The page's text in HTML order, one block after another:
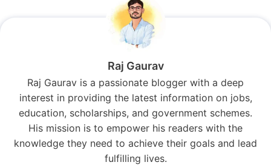
Raj Gaurav
Raj Gaurav is a passionate blogger with a deep
interest in providing the latest information on jobs,
education, scholarships, and government schemes.
His mission is to empower his readers with the
knowledge they need to achieve their goals and lead
fulfilling lives.